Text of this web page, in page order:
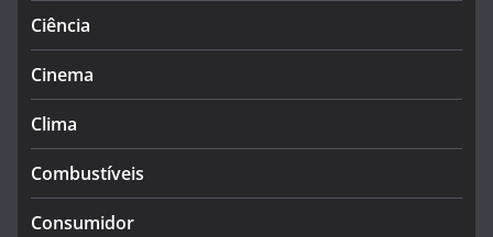
Ciência
Cinema
Clima
Combustíveis
Consumidor